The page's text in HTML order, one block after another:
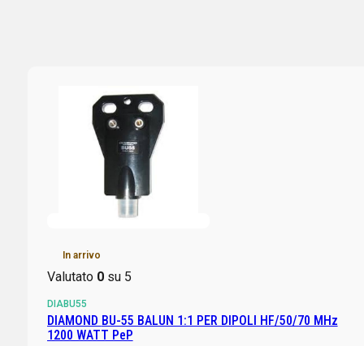
In arrivo
Valutato 0su 5
DIABU55
DIAMOND BU-55 BALUN 1:1 PER DIPOLI HF/50/70 MHz
1200 WATT PeP